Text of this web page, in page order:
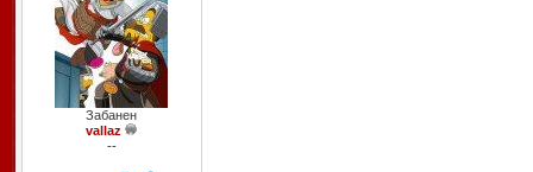
Забанен
vallaz
--